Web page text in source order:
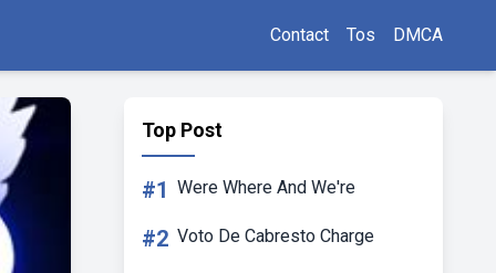
Contact Tos DMCA
Top Post
#1 Were Where And We're
#2 Voto De Cabresto Charge